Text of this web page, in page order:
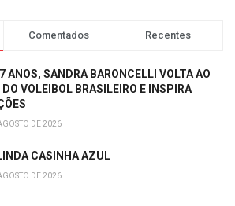
Comentados Recentes
ANOS, SANDRA BARONCELLI VOLTA AO
VOLEIBOL BRASILEIRO E INSPIRA
DE 2026
CASINHA AZUL
DE 2026